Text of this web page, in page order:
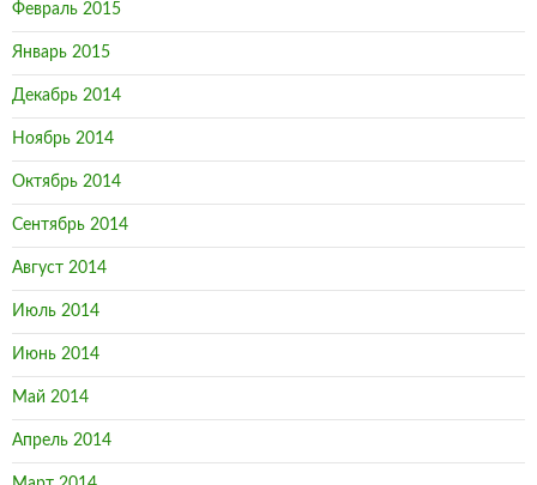
Февраль 2015
Январь 2015
Декабрь 2014
Ноябрь 2014
Октябрь 2014
Сентябрь 2014
Август 2014
Июль 2014
Июнь 2014
Май 2014
Апрель 2014